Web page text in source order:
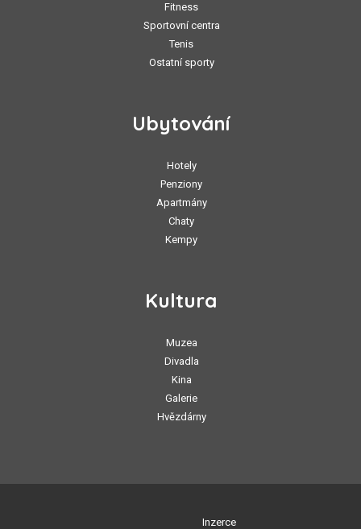
Fitness
Sportovní centra
Tenis
Ostatní sporty
Ubytování
Hotely
Penziony
Apartmány
Chaty
Kempy
Kultura
Muzea
Divadla
Kina
Galerie
Hvězdárny
Inzerce